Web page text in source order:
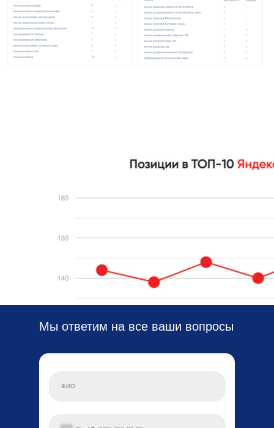
Мы ответим на все ваши вопросы